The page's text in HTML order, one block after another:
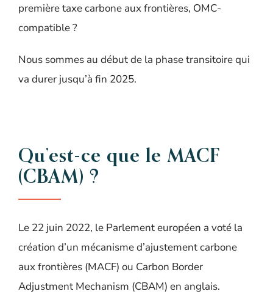
première taxe carbone aux frontières, OMC-
compatible ?
Nous sommes au début de la phase transitoire qui
va durer jusqu’à fin 2025.
Qu’est-ce que le MACF
(CBAM) ?
Le 22 juin 2022, le Parlement européen a voté la
création d’un mécanisme d’ajustement carbone
aux frontières (MACF) ou Carbon Border
Adjustment Mechanism (CBAM) en anglais.